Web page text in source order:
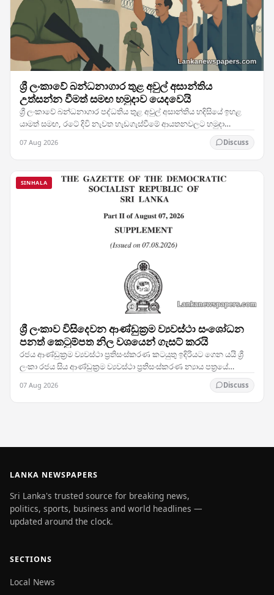
ශ්‍රී ලංකාවේ බන්ධනාගාර තුළ අවුල් අසාන්තිය
උත්සන්න වීමත් සමඟ හමුදාව යෙදවෙයි
ශ්‍රී ලංකාවේ බන්ධනාගාර පද්ධතිය තුළ අවුල් අසාන්තිය හදිසියේ ඉහළ
යාමත් සමඟ, රටේ දිවි නැවත හැඩගැස්වීමේ ආයතනවලට හමුදා
07 Aug 2026 Discuss
SINHALA
ශ්‍රී ලංකාව විසිදෙවන ආණ්ඩුක්‍රම ව්‍යවස්ථා සංශෝධන
පනත් කෙටුම්පත නිල වශයෙන් ගැසට් කරයි
රජය ආණ්ඩුක්‍රම ව්‍යවස්ථා ප්‍රතිසංස්කරණ කටයුතු ඉදිරියට ගෙන යයි ශ්‍රී
ලංකා රජය සිය ආණ්ඩුක්‍රම ව්‍යවස්ථා ප්‍රතිසංස්කරණ න්‍යාය පත්‍රයේ
07 Aug 2026 Discuss
LANKA NEWSPAPERS
Sri Lanka's trusted source for breaking news,
politics, sports, business and world headlines —
updated around the clock.
SECTIONS
Local News